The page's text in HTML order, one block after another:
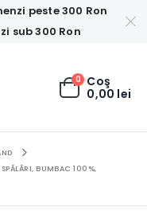
peste 300 Ron
sub 300 Ron
0 Coş
0,00 lei
SPĂLĂRI, BUMBAC 100%,